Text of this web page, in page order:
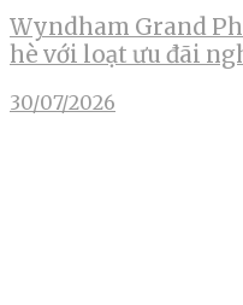
Wyndham Grand
hè với loạt ưu đãi
30/07/2026